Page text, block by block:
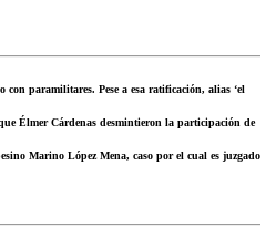
con paramilitares. Pese a esa ratificación, alias ‘el
Élmer Cárdenas desmintieron la participación de
Marino López Mena, caso por el cual es juzgado